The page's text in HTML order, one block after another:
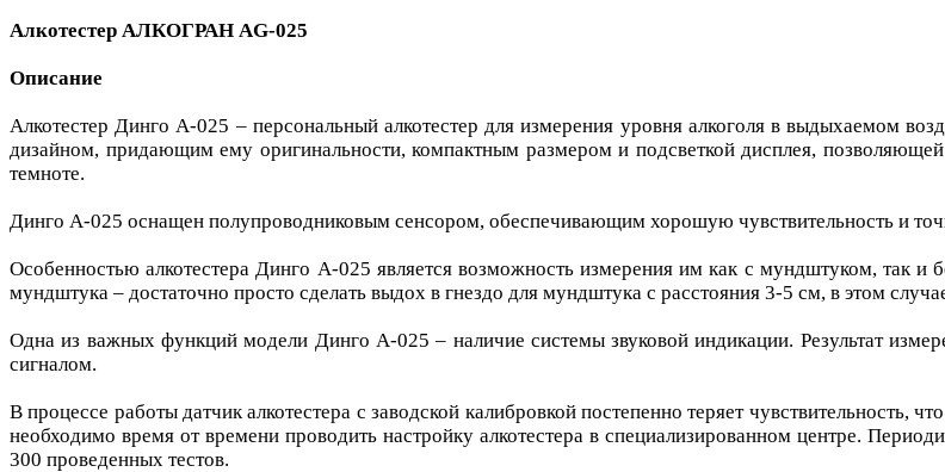
Алкотестер АЛКОГРАН AG-025
Описание
Алкотестер Динго А-025 – персональный алкотестер для измерения уровня алкоголя в выдыхаемом
дизайном, придающим ему оригинальности, компактным размером и подсветкой дисплея,
темноте.
Динго А-025 оснащен полупроводниковым сенсором, обеспечивающим хорошую чувствительность и
Особенностью алкотестера Динго А-025 является возможность измерения им как с мундштуком, так
мундштука – достаточно просто сделать выдох в гнездо для мундштука с расстояния 3-5 см, в этом
Одна из важных функций модели Динго А-025 – наличие системы звуковой индикации. Результат
сигналом.
В процессе работы датчик алкотестера с заводской калибровкой постепенно теряет чувствительность,
необходимо время от времени проводить настройку алкотестера в специализированном центре.
300 проведенных тестов.